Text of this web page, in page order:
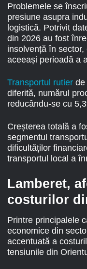
Problemele se
presiune asupra
logistică. Potrivit
din 2026 au fost
insolvență în
aceeași perioadă a
Transportul rutier de
diferită, numărul
reducându-se cu
Creșterea totală a
segmentul
dificultăților
transportul local a
Lamberet,
costurilor
Printre principalele
economice din
accentuată a
tensiunile din